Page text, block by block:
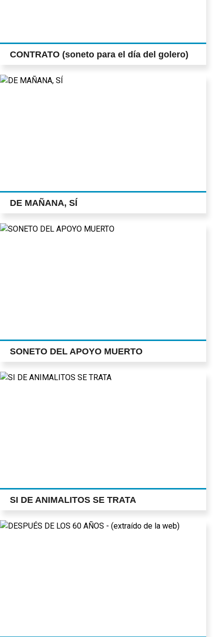
CONTRATO (soneto para el día del golero)
DE MAÑANA, SÍ
SONETO DEL APOYO MUERTO
SI DE ANIMALITOS SE TRATA